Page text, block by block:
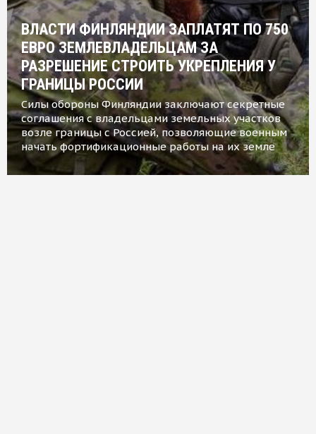
ВЛАСТИ ФИНЛЯНДИИ ЗАПЛАТЯТ ПО 750
ЕВРО ЗЕМЛЕВЛАДЕЛЬЦАМ ЗА
РАЗРЕШЕНИЕ СТРОИТЬ УКРЕПЛЕНИЯ У
ГРАНИЦЫ РОССИИ
Силы обороны Финляндии заключают секретные
соглашения с владельцами земельных участков
возле границы с Россией, позволяющие военным
начать фортификационные работы на их земле